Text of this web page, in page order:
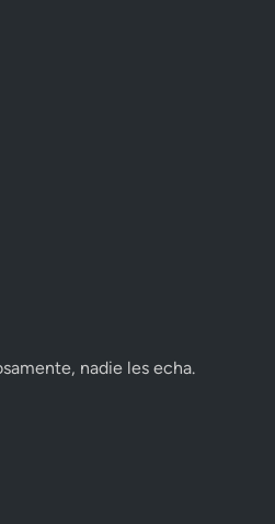
nadie les echa.